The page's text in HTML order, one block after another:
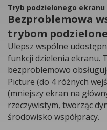
Tryb podzielonego ekranu
Bezproblemowa
trybom
Ulepsz wspólne
funkcji dzielenia ekranu.
bezproblemowo
Picture (do 4 różnych
(mniejszy ekran na
rzeczywistym, tworząc
środowisko współpracy.